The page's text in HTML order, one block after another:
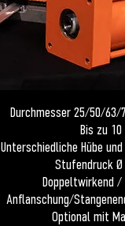
Durchmesser 25/50/
Bis zu
Unterschiedliche Hübe
Stufendruck Ø
Doppeltwirkend /
Anflanschung/
Optional mit